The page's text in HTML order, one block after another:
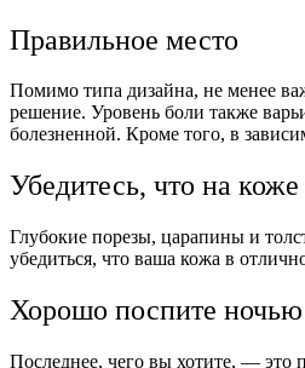
Правильное место
Помимо типа дизайна, не менее
решение. Уровень боли также
болезненной. Кроме того, в
Убедитесь, что на
Глубокие порезы, царапины и
убедиться, что ваша кожа в
Хорошо поспите ночью
Последнее, чего вы хотите, — это